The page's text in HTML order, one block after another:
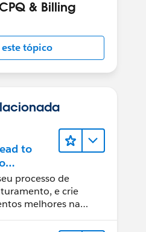
& Billing
este tópico
to
e
processo de
e crie
melhores na